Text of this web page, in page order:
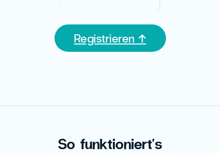
Registrieren ↑
So funktioniert's